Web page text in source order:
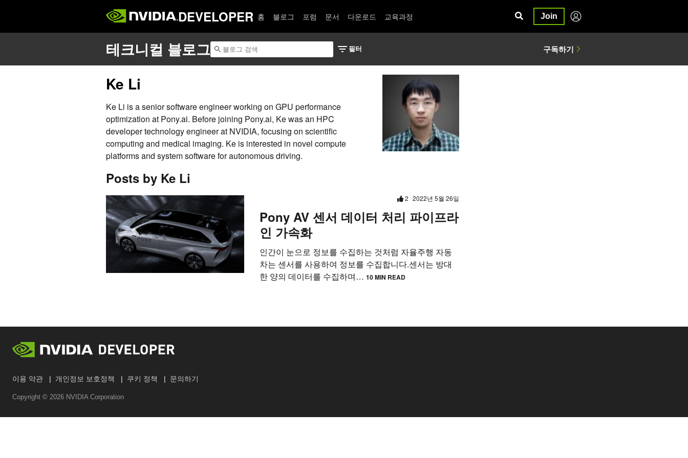
DEVELOPER 홈 블로그 포럼 문서 다운로드 교육과정 Join
Ke Li
Ke Li is a senior software engineer working on GPU performance
optimization at Pony.ai. Before joining Pony.ai, Ke was an HPC
developer technology engineer at NVIDIA, focusing on scientific
computing and medical imaging. Ke is interested in novel compute
platforms and system software for autonomous driving.
Posts by Ke Li
2 2022년 5월 26일
Pony AV 센서 데이터 처리 파이프라
인 가속화
인간이 눈으로 정보를 수집하는 것처럼 자율주행 자동
차는 센서를 사용하여 정보를 수집합니다.센서는 방대
한 양의 데이터를 수집하며… 10 MIN READ
이용 약관 개인정보 보호정책 쿠키 정책 문의하기
Copyright © 2026 NVIDIA Corporation